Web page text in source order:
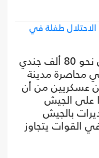
طفلة في
موقع "والا" العبري ذكر أن نحو 80 ألف جندي
محاصرة مدينة
عسكريين من أن
على الجيش
بالجيش
القوات يتجاوز